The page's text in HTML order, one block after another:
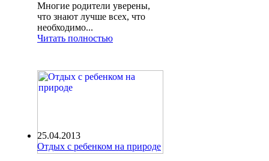
Многие родители уверены,
что знают лучше всех, что
необходимо...
Читать полностью
25.04.2013
Отдых с ребенком на природе